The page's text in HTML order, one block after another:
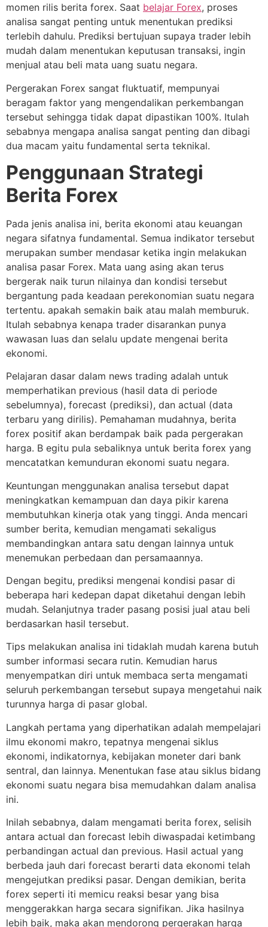
momen rilis berita forex. Saat belajar Forex, proses
analisa sangat penting untuk menentukan prediksi
terlebih dahulu. Prediksi bertujuan supaya trader lebih
mudah dalam menentukan keputusan transaksi, ingin
menjual atau beli mata uang suatu negara.
Pergerakan Forex sangat fluktuatif, mempunyai
beragam faktor yang mengendalikan perkembangan
tersebut sehingga tidak dapat dipastikan 100%. Itulah
sebabnya mengapa analisa sangat penting dan dibagi
dua macam yaitu fundamental serta teknikal.
Penggunaan Strategi
Berita Forex
Pada jenis analisa ini, berita ekonomi atau keuangan
negara sifatnya fundamental. Semua indikator tersebut
merupakan sumber mendasar ketika ingin melakukan
analisa pasar Forex. Mata uang asing akan terus
bergerak naik turun nilainya dan kondisi tersebut
bergantung pada keadaan perekonomian suatu negara
tertentu. apakah semakin baik atau malah memburuk.
Itulah sebabnya kenapa trader disarankan punya
wawasan luas dan selalu update mengenai berita
ekonomi.
Pelajaran dasar dalam news trading adalah untuk
memperhatikan previous (hasil data di periode
sebelumnya), forecast (prediksi), dan actual (data
terbaru yang dirilis). Pemahaman mudahnya, berita
forex positif akan berdampak baik pada pergerakan
harga. B egitu pula sebaliknya untuk berita forex yang
mencatatkan kemunduran ekonomi suatu negara.
Keuntungan menggunakan analisa tersebut dapat
meningkatkan kemampuan dan daya pikir karena
membutuhkan kinerja otak yang tinggi. Anda mencari
sumber berita, kemudian mengamati sekaligus
membandingkan antara satu dengan lainnya untuk
menemukan perbedaan dan persamaannya.
Dengan begitu, prediksi mengenai kondisi pasar di
beberapa hari kedepan dapat diketahui dengan lebih
mudah. Selanjutnya trader pasang posisi jual atau beli
berdasarkan hasil tersebut.
Tips melakukan analisa ini tidaklah mudah karena butuh
sumber informasi secara rutin. Kemudian harus
menyempatkan diri untuk membaca serta mengamati
seluruh perkembangan tersebut supaya mengetahui naik
turunnya harga di pasar global.
Langkah pertama yang diperhatikan adalah mempelajari
ilmu ekonomi makro, tepatnya mengenai siklus
ekonomi, indikatornya, kebijakan moneter dari bank
sentral, dan lainnya. Menentukan fase atau siklus bidang
ekonomi suatu negara bisa memudahkan dalam analisa
ini.
Inilah sebabnya, dalam mengamati berita forex, selisih
antara actual dan forecast lebih diwaspadai ketimbang
perbandingan actual dan previous. Hasil actual yang
berbeda jauh dari forecast berarti data ekonomi telah
mengejutkan prediksi pasar. Dengan demikian, berita
forex seperti iti memicu reaksi besar yang bisa
menggerakkan harga secara signifikan. Jika hasilnya
lebih baik, maka akan mendorong pergerakan harga